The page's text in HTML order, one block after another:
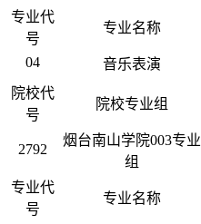
专业代
号
专业名称
04 音乐表演
院校代
号
院校专业组
2792
烟台南山学院003专业
组
专业代
号
专业名称